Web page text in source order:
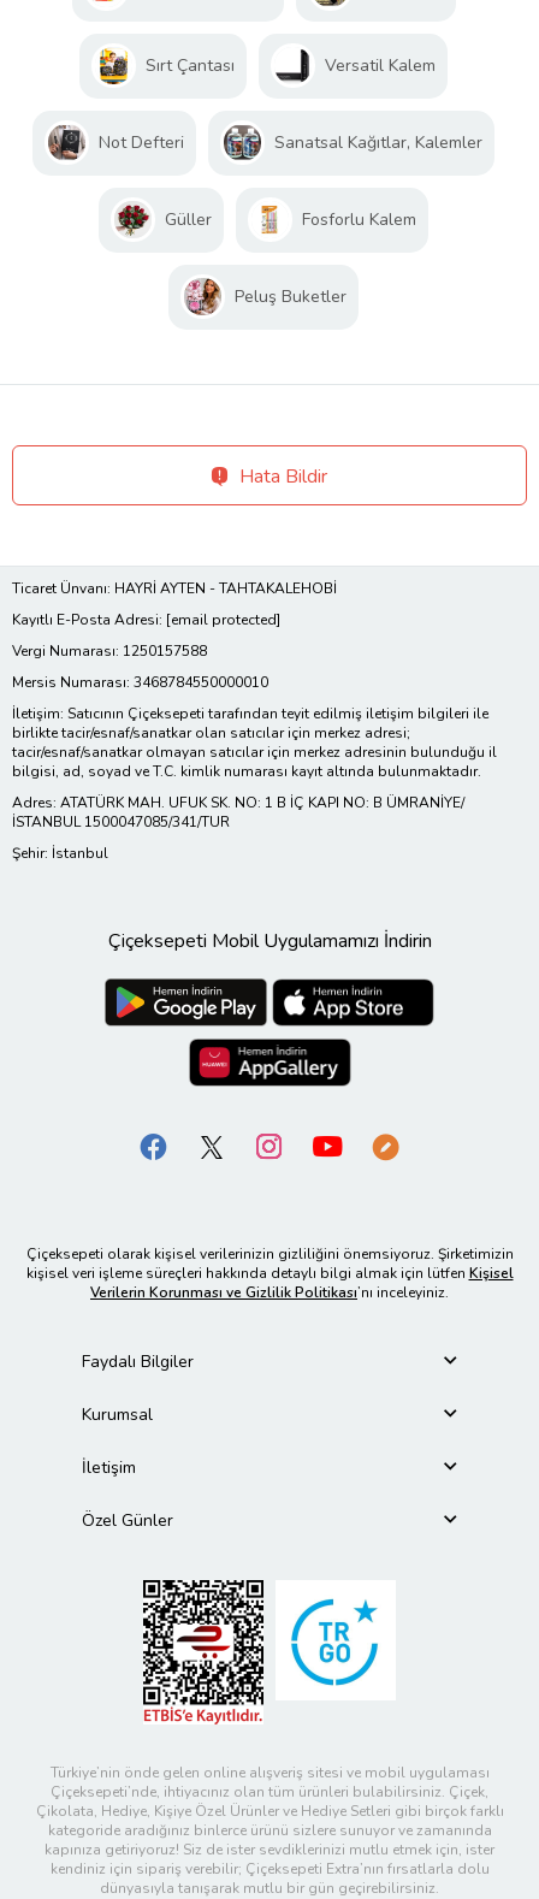
Sırt Çantası Versatil Kalem
Not Defteri Sanatsal Kağıtlar, Kalemler
Güller Fosforlu Kalem
Peluş Buketler
Hata Bildir
Ticaret Ünvanı: HAYRİ AYTEN - TAHTAKALEHOBİ
Kayıtlı E-Posta Adresi: [email protected]
Vergi Numarası: 1250157588
Mersis Numarası: 3468784550000010
İletişim: Satıcının Çiçeksepeti tarafından teyit edilmiş iletişim bilgileri ile
birlikte tacir/esnaf/sanatkar olan satıcılar için merkez adresi;
tacir/esnaf/sanatkar olmayan satıcılar için merkez adresinin bulunduğu il
bilgisi, ad, soyad ve T.C. kimlik numarası kayıt altında bulunmaktadır.
Adres: ATATÜRK MAH. UFUK SK. NO: 1 B İÇ KAPI NO: B ÜMRANİYE/
İSTANBUL 1500047085/341/TUR
Şehir: İstanbul
Çiçeksepeti Mobil Uygulamamızı İndirin
Çiçeksepeti olarak kişisel verilerinizin gizliliğini önemsiyoruz. Şirketimizin
kişisel veri işleme süreçleri hakkında detaylı bilgi almak için lütfen Kişisel
Verilerin Korunması ve Gizlilik Politikası’nı inceleyiniz.
Faydalı Bilgiler
Kurumsal
İletişim
Özel Günler
Türkiye’nin önde gelen online alışveriş sitesi ve mobil uygulaması
Çiçeksepeti’nde, ihtiyacınız olan tüm ürünleri bulabilirsiniz. Çiçek,
Çikolata, Hediye, Kişiye Özel Ürünler ve Hediye Setleri gibi birçok farklı
kategoride aradığınız binlerce ürünü sizlere sunuyor ve zamanında
kapınıza getiriyoruz! Siz de ister sevdiklerinizi mutlu etmek için, ister
kendiniz için sipariş verebilir; Çiçeksepeti Extra’nın fırsatlarla dolu
dünyasıyla tanışarak mutlu bir gün geçirebilirsiniz.